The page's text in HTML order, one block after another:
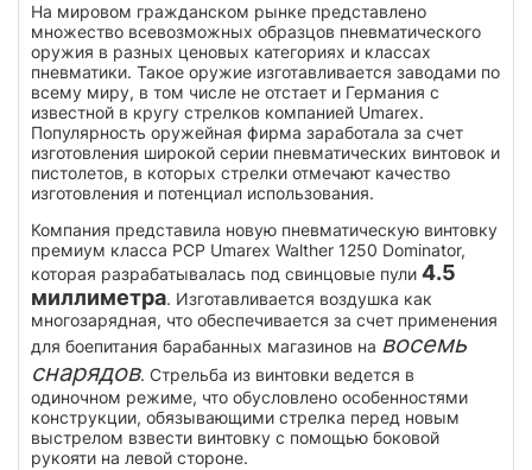
На мировом гражданском рынке представлено
множество всевозможных образцов пневматического
оружия в разных ценовых категориях и классах
пневматики. Такое оружие изготавливается заводами по
всему миру, в том числе не отстает и Германия с
известной в кругу стрелков компанией Umarex.
Популярность оружейная фирма заработала за счет
изготовления широкой серии пневматических винтовок и
пистолетов, в которых стрелки отмечают качество
изготовления и потенциал использования.
Компания представила новую пневматическую винтовку
премиум класса PCP Umarex Walther 1250 Dominator,
которая разрабатывалась под свинцовые пули 4.5
миллиметра. Изготавливается воздушка как
многозарядная, что обеспечивается за счет применения
для боепитания барабанных магазинов на восемь
снарядов. Стрельба из винтовки ведется в
одиночном режиме, что обусловлено особенностями
конструкции, обязывающими стрелка перед новым
выстрелом взвести винтовку с помощью боковой
рукояти на левой стороне.